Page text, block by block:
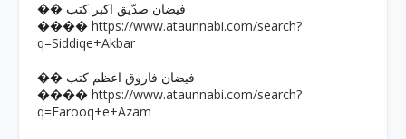
�� فیضان صدّیق اکبر کتب
���� https://www.ataunnabi.com/search?
q=Siddiqe+Akbar
�� فیضان فاروق اعظم کتب
���� https://www.ataunnabi.com/search?
q=Farooq+e+Azam